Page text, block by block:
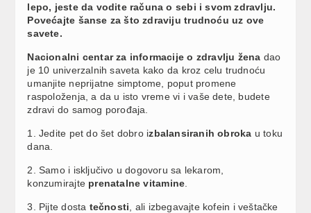
lepo, jeste da vodite računa o sebi i svom zdravlju.
Povećajte šanse za što zdraviju trudnoću uz ove
savete.
Nacionalni centar za informacije o zdravlju žena dao
je 10 univerzalnih saveta kako da kroz celu trudnoću
umanjite neprijatne simptome, poput promene
raspoloženja, a da u isto vreme vi i vaše dete, budete
zdravi do samog porođaja.
1. Jedite pet do šet dobro izbalansiranih obroka u toku
dana.
2. Samo i isključivo u dogovoru sa lekarom,
konzumirajte prenatalne vitamine
3. Pijte dosta tečnosti , ali izbegavajte kofein i veštačke